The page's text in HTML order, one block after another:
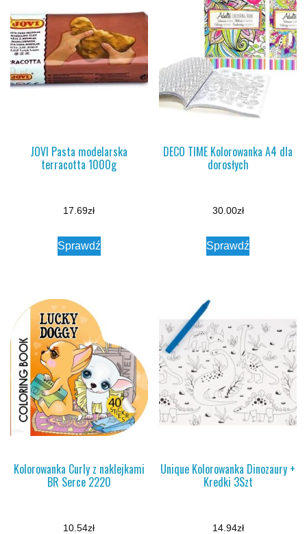
JOVI Pasta modelarska
terracotta 1000g
17.69zł
Sprawdź
DECO TIME Kolorowanka A4 dla
dorosłych
30.00zł
Sprawdź
Kolorowanka Curly z naklejkami
BR Serce 2220
10.54zł
Unique Kolorowanka Dinozaury +
Kredki 3Szt
14.94zł